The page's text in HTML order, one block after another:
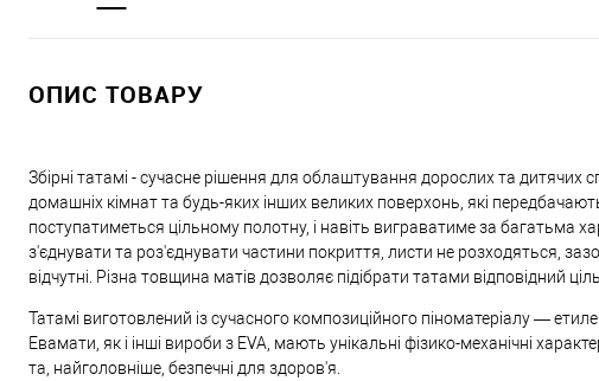
ОПИС ТОВАРУ
Збірні татамі - сучасне рішення для облаштування дорослих та дитячих
домашніх кімнат та будь-яких інших великих поверхонь, які
поступатиметься цільному полотну, і навіть виграватиме за багатьма
з'єднувати та роз'єднувати частини покриття, листи не розходяться,
відчутні. Різна товщина матів дозволяє підібрати татами відповідний
Татамі виготовлений із сучасного композиційного піноматеріалу —
Евамати, як і інші вироби з EVA, мають унікальні фізико-механічні
та, найголовніше, безпечні для здоров'я.